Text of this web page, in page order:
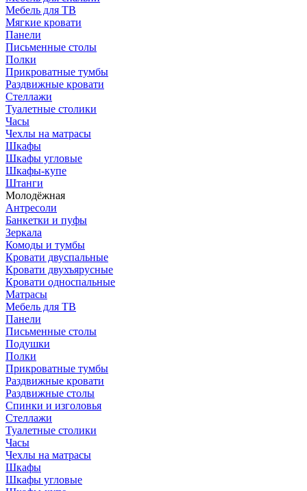
Мебель для ТВ
Мягкие кровати
Панели
Письменные столы
Полки
Прикроватные тумбы
Раздвижные кровати
Стеллажи
Туалетные столики
Часы
Чехлы на матрасы
Шкафы
Шкафы угловые
Шкафы-купе
Штанги
Молодёжная
Антресоли
Банкетки и пуфы
Зеркала
Комоды и тумбы
Кровати двуспальные
Кровати двухъярусные
Кровати односпальные
Матрасы
Мебель для ТВ
Панели
Письменные столы
Подушки
Полки
Прикроватные тумбы
Раздвижные кровати
Раздвижные столы
Спинки и изголовья
Стеллажи
Туалетные столики
Часы
Чехлы на матрасы
Шкафы
Шкафы угловые